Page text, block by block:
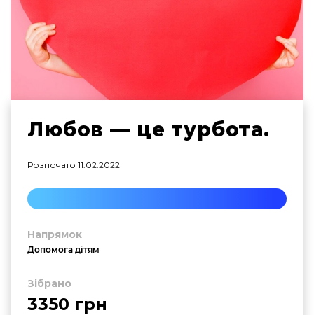
Любов — це турбота.
Розпочато 11.02.2022
Напрямок
Допомога дітям
Зібрано
3350 грн